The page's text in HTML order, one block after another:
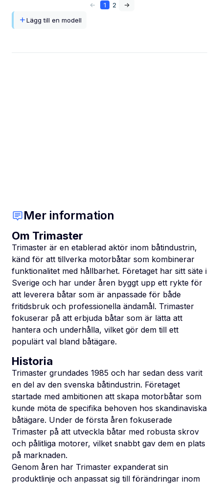
<- 1 2
->
Lägg till en modell
Mer information
Om Trimaster
Trimaster är en etablerad aktör inom båtindustrin,
känd för att tillverka motorbåtar som kombinerar
funktionalitet med hållbarhet. Företaget har sitt säte i
Sverige och har under åren byggt upp ett rykte för
att leverera båtar som är anpassade för både
fritidsbruk och professionella ändamål. Trimaster
fokuserar på att erbjuda båtar som är lätta att
hantera och underhålla, vilket gör dem till ett
populärt val bland båtägare.
Historia
Trimaster grundades 1985 och har sedan dess varit
en del av den svenska båtindustrin. Företaget
startade med ambitionen att skapa motorbåtar som
kunde möta de specifika behoven hos skandinaviska
båtägare. Under de första åren fokuserade
Trimaster på att utveckla båtar med robusta skrov
och pålitliga motorer, vilket snabbt gav dem en plats
på marknaden.
Genom åren har Trimaster expanderat sin
produktlinje och anpassat sig till förändringar inom